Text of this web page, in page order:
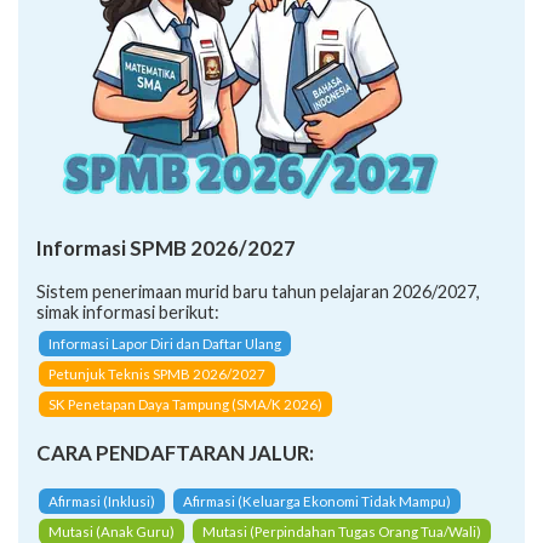
Informasi SPMB 2026/2027
Sistem penerimaan murid baru tahun pelajaran 2026/2027,
simak informasi berikut:
Informasi Lapor Diri dan Daftar Ulang
Petunjuk Teknis SPMB 2026/2027
SK Penetapan Daya Tampung (SMA/K 2026)
CARA PENDAFTARAN JALUR:
Afirmasi (Inklusi)
Afirmasi (Keluarga Ekonomi Tidak Mampu)
Mutasi (Anak Guru)
Mutasi (Perpindahan Tugas Orang Tua/Wali)